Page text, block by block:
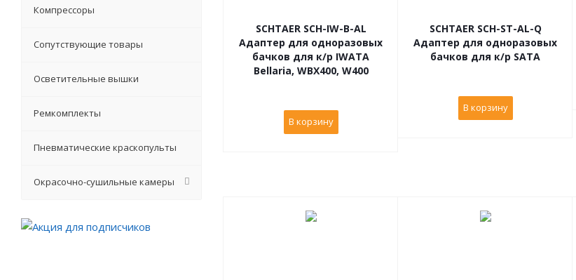
SCHTAER SCH-IW-B-AL
Адаптер для одноразовых
бачков для к/р IWATA
Bellaria, WBX400, W400
В корзину
SCHTAER SCH-ST-AL-Q
Адаптер для одноразовых
бачков для к/р SATA
В корзину
Компрессоры
Сопутствующие товары
Осветительные вышки
Ремкомплекты
Пневматические краскопульты
Окрасочно-сушильные камеры